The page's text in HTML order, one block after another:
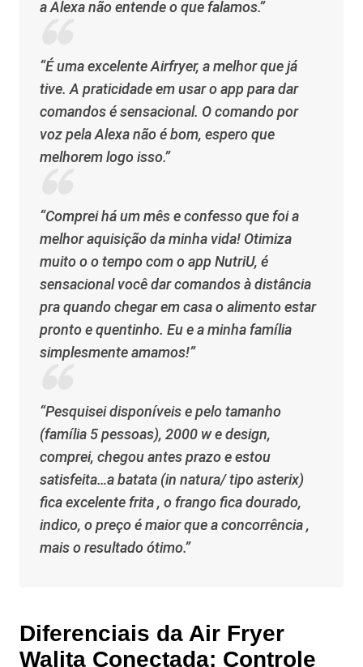
a Alexa não entende o que falamos.”
“É uma excelente Airfryer, a melhor que já
tive. A praticidade em usar o app para dar
comandos é sensacional. O comando por
voz pela Alexa não é bom, espero que
melhorem logo isso.”
“Comprei há um mês e confesso que foi a
melhor aquisição da minha vida! Otimiza
muito o o tempo com o app NutriU, é
sensacional você dar comandos à distância
pra quando chegar em casa o alimento estar
pronto e quentinho. Eu e a minha família
simplesmente amamos!”
“Pesquisei disponíveis e pelo tamanho
(família 5 pessoas), 2000 w e design,
comprei, chegou antes prazo e estou
satisfeita…a batata (in natura/ tipo asterix)
fica excelente frita , o frango fica dourado,
indico, o preço é maior que a concorrência ,
mais o resultado ótimo.”
Diferenciais da Air Fryer
Walita Conectada: Controle